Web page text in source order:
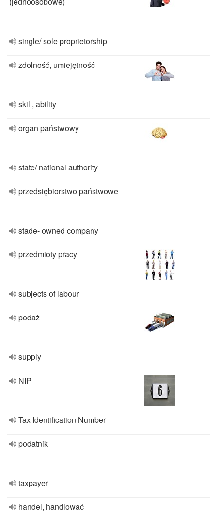
single/ sole proprietorship
zdolność, umiejętność
skill, ability
organ państwowy
state/ national authority
przedsiębiorstwo państwowe
stade- owned company
przedmioty pracy
subjects of labour
podaż
supply
NIP
Tax Identification Number
podatnik
taxpayer
handel, handlować